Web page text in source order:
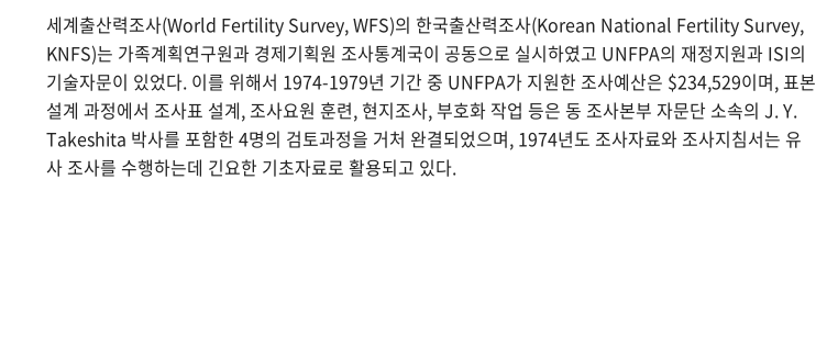
세계출산력조사(World Fertility Survey, WFS)의 한국출산력조사(Korean National Fertility Survey,
KNFS)는 가족계획연구원과 경제기획원 조사통계국이 공동으로 실시하였고 UNFPA의 재정지원과 ISI의
기술자문이 있었다. 이를 위해서 1974-1979년 기간 중 UNFPA가 지원한 조사예산은 $234,529이며, 표본
설계 과정에서 조사표 설계, 조사요원 훈련, 현지조사, 부호화 작업 등은 동 조사본부 자문단 소속의 J. Y.
Takeshita 박사를 포함한 4명의 검토과정을 거처 완결되었으며, 1974년도 조사자료와 조사지침서는 유
사 조사를 수행하는데 긴요한 기초자료로 활용되고 있다.